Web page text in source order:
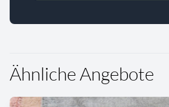
Ähnliche Angebote